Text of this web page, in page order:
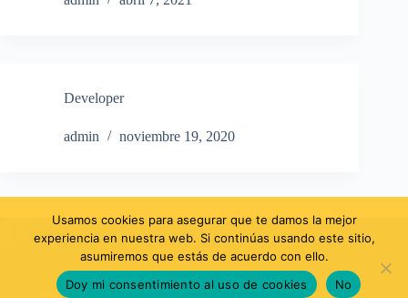
Developer
admin noviembre 19, 2020
Usamos cookies para asegurar que te damos la mejor
experiencia en nuestra web. Si continúas usando este sitio,
asumiremos que estás de acuerdo con ello.
Doy mi consentimiento al uso de cookies
No